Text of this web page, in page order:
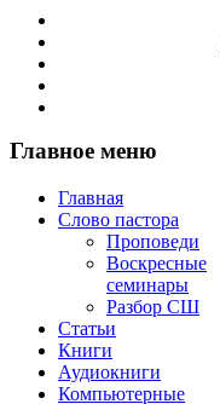
Главное меню
Главная
Слово пастора
Проповеди
Воскресные
семинары
Разбор СШ
Статьи
Книги
Аудиокниги
Компьютерные